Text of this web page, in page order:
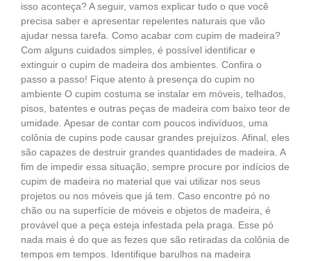
isso aconteça? A seguir, vamos explicar tudo o que você
precisa saber e apresentar repelentes naturais que vão
ajudar nessa tarefa. Como acabar com cupim de madeira?
Com alguns cuidados simples, é possível identificar e
extinguir o cupim de madeira dos ambientes. Confira o
passo a passo! Fique atento à presença do cupim no
ambiente O cupim costuma se instalar em móveis, telhados,
pisos, batentes e outras peças de madeira com baixo teor de
umidade. Apesar de contar com poucos indivíduos, uma
colônia de cupins pode causar grandes prejuízos. Afinal, eles
são capazes de destruir grandes quantidades de madeira. A
fim de impedir essa situação, sempre procure por indícios de
cupim de madeira no material que vai utilizar nos seus
projetos ou nos móveis que já tem. Caso encontre pó no
chão ou na superfície de móveis e objetos de madeira, é
provável que a peça esteja infestada pela praga. Esse pó
nada mais é do que as fezes que são retiradas da colônia de
tempos em tempos. Identifique barulhos na madeira